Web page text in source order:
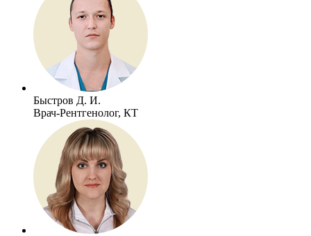
Быстров Д. И.
Врач-Рентгенолог, КТ